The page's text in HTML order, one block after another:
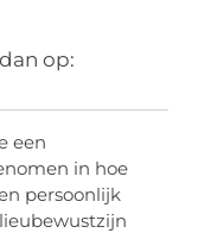
op:
een
in hoe
persoonlijk